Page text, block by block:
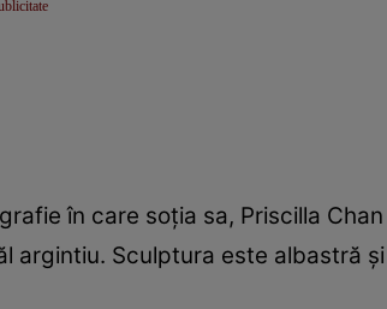
în care soţia sa, Priscilla
Sculptura este albastră